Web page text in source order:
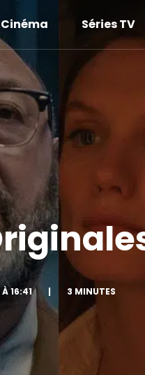
Cinéma Séries TV
16:41 | 3 MINUTES